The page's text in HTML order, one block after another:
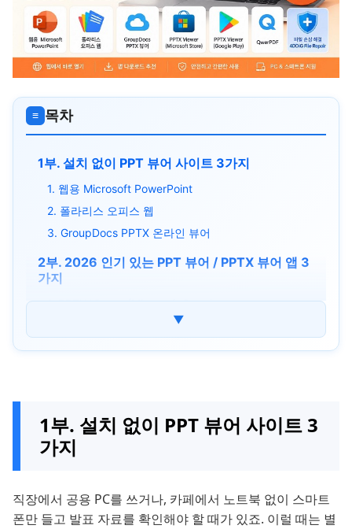
≡ 목차
1부. 설치 없이 PPT 뷰어 사이트 3가지
1. 웹용 Microsoft PowerPoint
2. 폴라리스 오피스 웹
3. GroupDocs PPTX 온라인 뷰어
2부. 2026 인기 있는 PPT 뷰어 / PPTX 뷰어 앱 3
가지
1. PPTX Viewer (Microsoft Store)
2. PPTX Viewer (Google Play 앱)
3. QwerPDF
4부. PPT 뷰어 / PPTX 뷰어 관련 자주 묻는 질문
5부. 마무리
▼
1부. 설치 없이 PPT 뷰어 사이트 3
가지
직장에서 공용 PC를 쓰거나, 카페에서 노트북 없이 스마트
폰만 들고 발표 자료를 확인해야 할 때가 있죠. 이럴 때는 별